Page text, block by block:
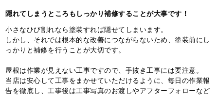
隠れてしまうところもしっかり補修することが大事です！
小さなひび割れなら塗装すれば隠せてしまいます。
しかし、それでは根本的な改善につながらないため、塗装前にし
っかりと補修を行うことが大切です。
屋根は作業が見えない工事ですので、手抜き工事には要注意。
当店は安心して工事をまかせていただけるように、毎日の作業報
告を徹底し、工事後は工事写真のお渡しやアフターフォローなど